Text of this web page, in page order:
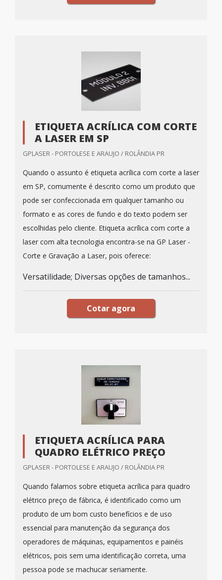
ETIQUETA ACRÍLICA COM CORTE
A LASER EM SP
GPLASER - PORTOLESE E ARAUJO / ROLÂNDIA PR
Quando o assunto é etiqueta acrílica com corte a laser
em SP, comumente é descrito como um produto que
pode ser confeccionada em qualquer tamanho ou
formato e as cores de fundo e do texto podem ser
escolhidas pelo cliente. Etiqueta acrílica com corte a
laser com alta tecnologia encontra-se na GP Laser -
Corte e Gravação a Laser, pois oferece:
Versatilidade; Diversas opções de tamanhos...
Cotar agora
ETIQUETA ACRÍLICA PARA
QUADRO ELÉTRICO PREÇO
GPLASER - PORTOLESE E ARAUJO / ROLÂNDIA PR
Quando falamos sobre etiqueta acrílica para quadro
elétrico preço de fábrica, é identificado como um
produto de um bom custo benefícios e de uso
essencial para manutenção da segurança dos
operadores de máquinas, equipamentos e painéis
elétricos, pois sem uma identificação correta, uma
pessoa pode se machucar seriamente.